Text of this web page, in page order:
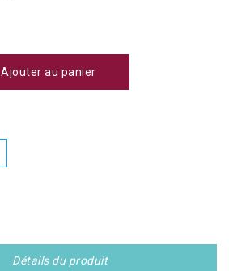
Ajouter au panier
Détails du produit